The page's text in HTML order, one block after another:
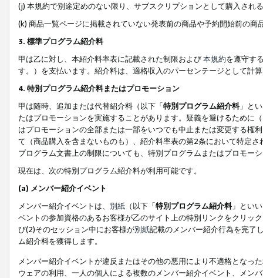
(j) 本規約で別途定めのない限り、サブスクリプションとして購入され
(k) 商品一覧ページに掲載されていない発表前の商品や予約開始前の商
3. 標準プログラム紹介料
甲は乙に対し、本紹介料率表に記載された制限および本規約を遵守す
す。）を支払います。紹介料は、適格収入のパーセンテージとして計
4. 特別プログラム紹介料またはプロモーション
甲は随時、追加または代替紹介料（以下「特別プログラム紹介料」と
たはプロモーションを実施することがあります。疑義を避けるために
はプロモーションの全部または一部をいつでも中止または変更する権
て（商品購入を含まないものも）、紹介料率表の第2条において特定
プログラム文書上の制限についても、特別プログラムまたはプロモー
現在は、次の特別プログラム紹介料が利用可能です。
(a) メンバー紹介イベント
メンバー紹介イベントは、 別紙 （以下「特別プログラム紹介料」とい
ベントの参加資格のあるお客様が乙のサイト上の特別リンクをクリッ
び(2)そのセッション中にお客様が別紙記載のメンバー紹介行為を完了
ム紹介料を獲得します。
メンバー紹介イベントが違反またはその他の悪用により不適格となっ
ウェアの利用、一人の個人による複数のメンバー紹介イベント、メン